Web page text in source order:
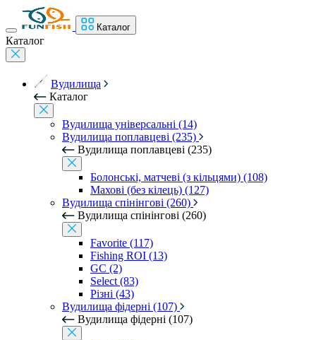
Каталог
Каталог
Вудилища
Каталог
Вудилища універсальні (14)
Вудилища поплавцеві (235)
Вудилища поплавцеві (235)
Болонські, матчеві (з кільцями) (108)
Махові (без кілець) (127)
Вудилища спінінгові (260)
Вудилища спінінгові (260)
Favorite (117)
Fishing ROI (13)
GC (2)
Select (83)
Різні (43)
Вудилища фідерні (107)
Вудилища фідерні (107)